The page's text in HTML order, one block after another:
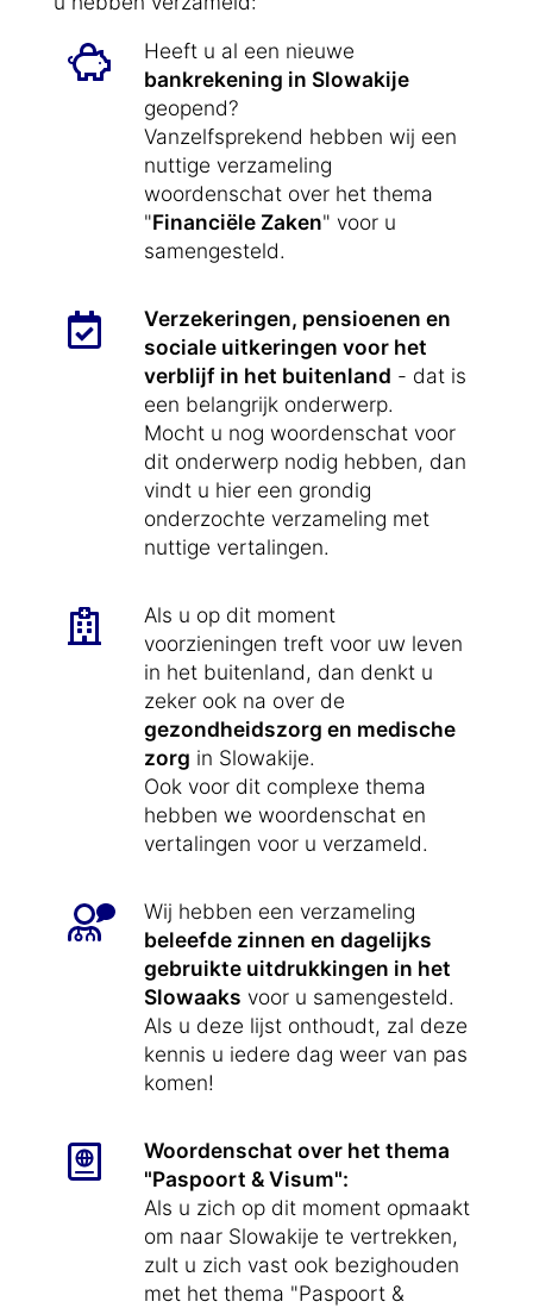
Heeft u al een nieuwe
bankrekening in Slowakije
geopend?
Vanzelfsprekend hebben wij een
nuttige verzameling
woordenschat over het thema
"Financiële Zaken" voor u
samengesteld.
Verzekeringen, pensioenen en
sociale uitkeringen voor het
verblijf in het buitenland - dat is
een belangrijk onderwerp.
Mocht u nog woordenschat voor
dit onderwerp nodig hebben, dan
vindt u hier een grondig
onderzochte verzameling met
nuttige vertalingen.
Als u op dit moment
voorzieningen treft voor uw leven
in het buitenland, dan denkt u
zeker ook na over de
gezondheidszorg en medische
zorg in Slowakije.
Ook voor dit complexe thema
hebben we woordenschat en
vertalingen voor u verzameld.
Wij hebben een verzameling
beleefde zinnen en dagelijks
gebruikte uitdrukkingen in het
Slowaaks voor u samengesteld.
Als u deze lijst onthoudt, zal deze
kennis u iedere dag weer van pas
komen!
Woordenschat over het thema
"Paspoort & Visum":
Als u zich op dit moment opmaakt
om naar Slowakije te vertrekken,
zult u zich vast ook bezighouden
met het thema "Paspoort &